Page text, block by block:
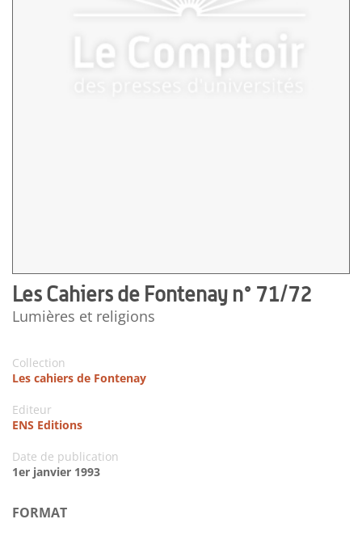
Les Cahiers de Fontenay n° 71/72
Lumières et religions
Collection
Les cahiers de Fontenay
Editeur
ENS Editions
Date de publication
1er janvier 1993
FORMAT